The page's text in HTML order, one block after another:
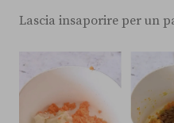
Lascia insaporire per un